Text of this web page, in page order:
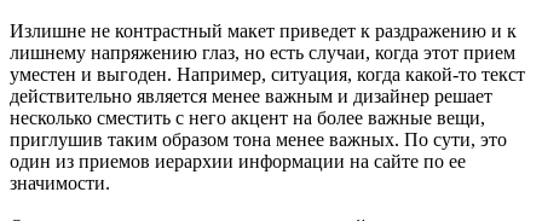
Излишне не контрастный макет приведет к раздражению и к
лишнему напряжению глаз, но есть случаи, когда этот прием
уместен и выгоден. Например, ситуация, когда какой-то текст
действительно является менее важным и дизайнер решает
несколько сместить с него акцент на более важные вещи,
приглушив таким образом тона менее важных. По сути, это
один из приемов иерархии информации на сайте по ее
значимости.